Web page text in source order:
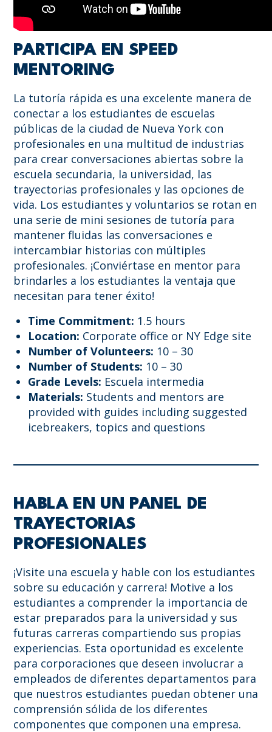
PARTICIPA EN SPEED
MENTORING
La tutoría rápida es una excelente manera de
conectar a los estudiantes de escuelas
públicas de la ciudad de Nueva York con
profesionales en una multitud de industrias
para crear conversaciones abiertas sobre la
escuela secundaria, la universidad, las
trayectorias profesionales y las opciones de
vida. Los estudiantes y voluntarios se rotan en
una serie de mini sesiones de tutoría para
mantener fluidas las conversaciones e
intercambiar historias con múltiples
profesionales. ¡Conviértase en mentor para
brindarles a los estudiantes la ventaja que
necesitan para tener éxito!
Time Commitment: 1.5 hours
Location: Corporate office or NY Edge site
Number of Volunteers: 10 – 30
Number of Students: 10 – 30
Grade Levels: Escuela intermedia
Materials: Students and mentors are
provided with guides including suggested
icebreakers, topics and questions
HABLA EN UN PANEL DE
TRAYECTORIAS
PROFESIONALES
¡Visite una escuela y hable con los estudiantes
sobre su educación y carrera! Motive a los
estudiantes a comprender la importancia de
estar preparados para la universidad y sus
futuras carreras compartiendo sus propias
experiencias. Esta oportunidad es excelente
para corporaciones que deseen involucrar a
empleados de diferentes departamentos para
que nuestros estudiantes puedan obtener una
comprensión sólida de los diferentes
componentes que componen una empresa.